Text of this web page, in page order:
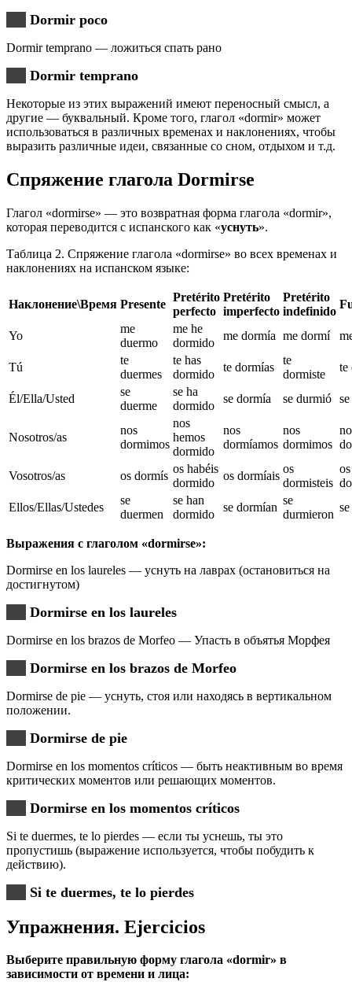
Dormir poco
Dormir temprano — ложиться спать рано
Dormir temprano
Некоторые из этих выражений имеют переносный смысл, а
другие — буквальный. Кроме того, глагол «dormir» может
использоваться в различных временах и наклонениях, чтобы
выразить различные идеи, связанные со сном, отдыхом и т.д.
Спряжение глагола Dormirse
Глагол «dormirse» — это возвратная форма глагола «dormir»,
которая переводится с испанского как «уснуть».
Таблица 2. Спряжение глагола «dormirse» во всех временах и
наклонениях на испанском языке:
Наклонение\Время Presente
Pretérito
perfecto
Pretérito
imperfecto
Pretérito
indefinido
Yo
me
duermo
me he
dormido
me dormía me dormí
Tú
te
duermes
te has
dormido
te dormías
te
dormiste
te
Él/Ella/Usted
se
duerme
se ha
dormido
se dormía se durmió
Nosotros/as
nos
dormimos
nos
hemos
dormido
nos
dormíamos
nos
dormimos
Vosotros/as os dormís
os habéis
dormido
os dormíais
os
dormisteis
os
Ellos/Ellas/Ustedes
se
duermen
se han
dormido
se dormían
se
durmieron
Выражения с глаголом «dormirse»:
Dormirse en los laureles — уснуть на лаврах (остановиться на
достигнутом)
Dormirse en los laureles
Dormirse en los brazos de Morfeo — Упасть в объятья Морфея
Dormirse en los brazos de Morfeo
Dormirse de pie — уснуть, стоя или находясь в вертикальном
положении.
Dormirse de pie
Dormirse en los momentos críticos — быть неактивным во время
критических моментов или решающих моментов.
Dormirse en los momentos críticos
Si te duermes, te lo pierdes — если ты уснешь, ты это
пропустишь (выражение используется, чтобы побудить к
действию).
Si te duermes, te lo pierdes
Упражнения. Еjercicios
Выберите правильную форму глагола «dormir» в
зависимости от времени и лица: